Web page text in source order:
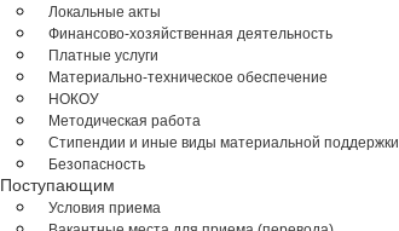
Локальные акты
Финансово-хозяйственная деятельность
Платные услуги
Материально-техническое обеспечение
НОКОУ
Методическая работа
Стипендии и иные виды материальной поддержки
Безопасность
Поступающим
Условия приема